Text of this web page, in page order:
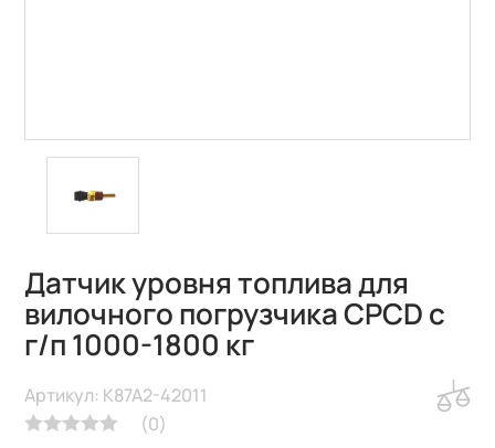
Датчик уровня топлива для
вилочного погрузчика CPCD с
г/п 1000-1800 кг
(0)
Артикул: K87A2-42011